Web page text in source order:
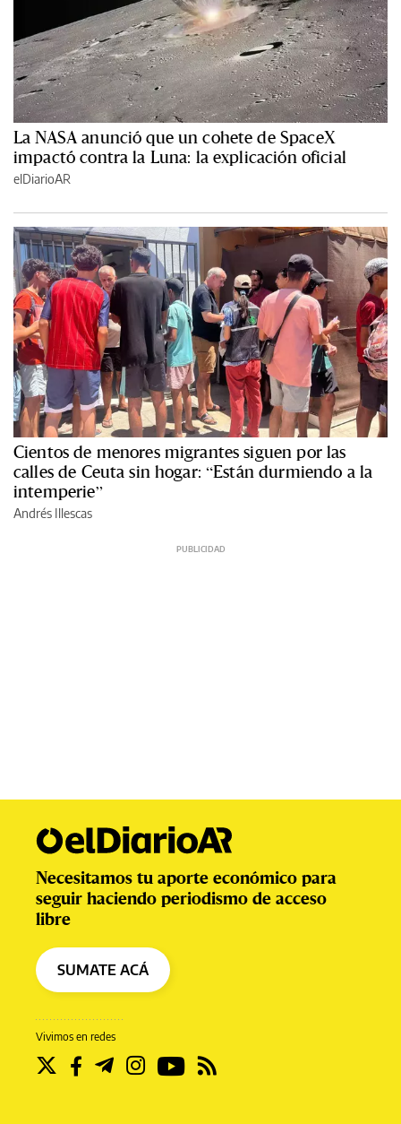
La NASA anunció que un cohete de SpaceX
impactó contra la Luna: la explicación oficial
elDiarioAR
Cientos de menores migrantes siguen por las
calles de Ceuta sin hogar: “Están durmiendo a la
intemperie”
Andrés Illescas
Vivimos en redes
Necesitamos tu aporte económico para
seguir haciendo periodismo de acceso
libre
SUMATE ACÁ